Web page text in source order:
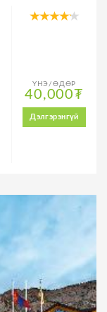
ҮНЭ/ӨДӨР
40,000₮
Дэлгэрэнгүй